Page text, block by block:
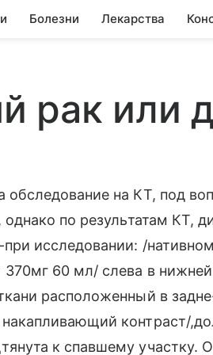
Болезни Лекарства
рак или
на КТ, под
по результатам КТ,
исследовании: /
60 мл/ слева в
расположенный в
контраст/
к спавшему участку.